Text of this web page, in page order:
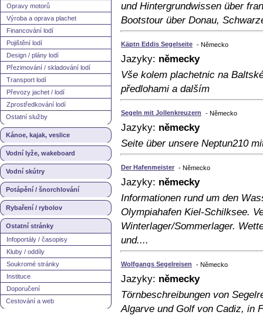
Opravy motorů
Výroba a oprava plachet
Financování lodí
Pojištění lodí
Design / plány lodí
Přezimování / skladování lodí
Transport lodí
Převozy jachet / lodí
Zprostředkování lodí
Ostatní služby
Kánoe, kajak, veslice
Vodní lyže, wakeboard
Vodní skútry
Potápění / šnorchlování
Rybaření / rybolov
Ostatní stránky
Infoportály / časopisy
Kluby / oddíly
Soukromé stránky
Instituce
Doporučení
Cestování a web
und Hintergrundwissen über
Bootstour über Donau,
Käptn Eddis Segelseite - Německo
Jazyky: německy
Vše kolem plachetnic na
předlohami a dalším
Segeln mit Jollenkreuzern - Německo
Jazyky: německy
Seite über unsere Neptun210
Der Hafenmeister - Německo
Jazyky: německy
Informationen rund um den
Olympiahafen Kiel-Schilksee.
Winterlager/Sommerlager.
und....
Wolfgangs Segelreisen - Německo
Jazyky: německy
Törnbeschreibungen von
Algarve und Golf von Cadiz, in